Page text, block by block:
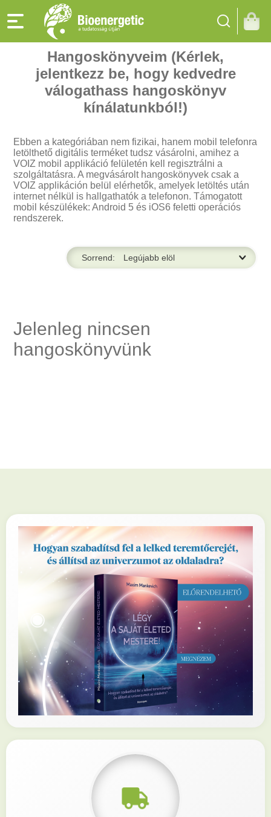
Hangoskönyveim (Kérlek,
jelentkezz be, hogy kedvedre
válogathass hangoskönyv
kínálatunkból!)
Ebben a kategóriában nem fizikai, hanem mobil telefonra
letölthető digitális terméket tudsz vásárolni, amihez a
VOIZ mobil applikáció felületén kell regisztrálni a
szolgáltatásra. A megvásárolt hangoskönyvek csak a
VOIZ applikáción belül elérhetők, amelyek letöltés után
internet nélkül is hallgathatók a telefonon. Támogatott
mobil készülékek: Android 5 és iOS6 feletti operációs
rendszerek.
Sorrend:
Jelenleg nincsen
hangoskönyvünk